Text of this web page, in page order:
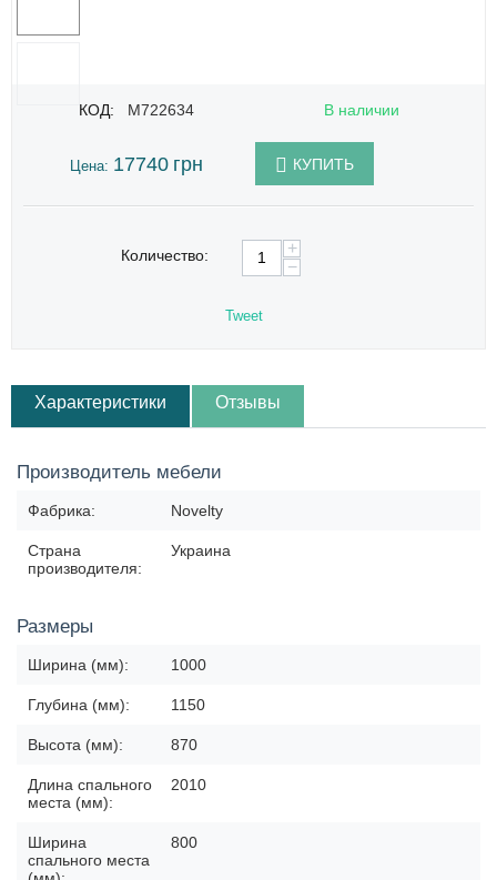
КОД: M722634 В наличии
Цена: 17740 грн КУПИТЬ
Количество:
+
−
Tweet
Характеристики Отзывы
Производитель мебели
Фабрика: Novelty
Страна
производителя:
Украина
Размеры
Ширина (мм): 1000
Глубина (мм): 1150
Высота (мм): 870
Длина спального
места (мм):
2010
Ширина
спального места
800